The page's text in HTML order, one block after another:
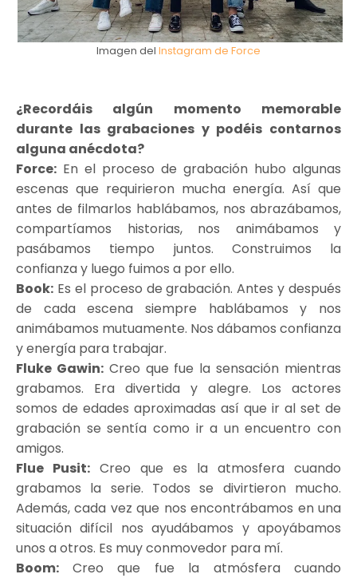
Imagen del Instagram de Force
¿Recordáis algún momento memorable
durante las grabaciones y podéis contarnos
alguna anécdota?
Force: En el proceso de grabación hubo algunas
escenas que requirieron mucha energía. Así que
antes de filmarlos hablábamos, nos abrazábamos,
compartíamos historias, nos animábamos y
pasábamos tiempo juntos. Construimos la
confianza y luego fuimos a por ello.
Book: Es el proceso de grabación. Antes y después
de cada escena siempre hablábamos y nos
animábamos mutuamente. Nos dábamos confianza
y energía para trabajar.
Fluke Gawin:Creo que fue la sensación mientras
grabamos. Era divertida y alegre. Los actores
somos de edades aproximadas así que ir al set de
grabación se sentía como ir a un encuentro con
amigos.
Flue Pusit: Creo que es la atmosfera cuando
grabamos la serie. Todos se divirtieron mucho.
Además, cada vez que nos encontrábamos en una
situación difícil nos ayudábamos y apoyábamos
unos a otros. Es muy conmovedor para mí.
Boom: Creo que fue la atmósfera cuando